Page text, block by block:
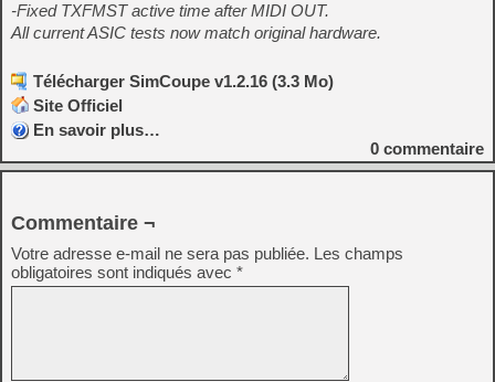
-Fixed TXFMST active time after MIDI OUT.
All current ASIC tests now match original hardware.
Télécharger SimCoupe v1.2.16 (3.3 Mo)
Site Officiel
En savoir plus…
0 commentaire
Commentaire ¬
Votre adresse e-mail ne sera pas publiée. Les champs
obligatoires sont indiqués avec *